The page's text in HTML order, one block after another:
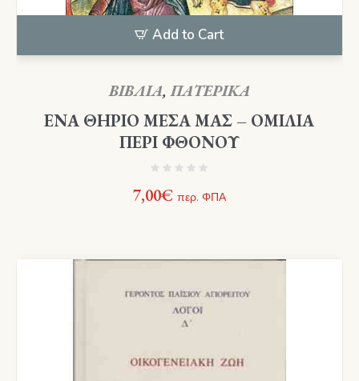
Add to Cart
ΒΙΒΛΙΑ,ΠΑΤΕΡΙΚΑ
ΕΝΑ ΘΗΡΙΟ ΜΕΣΑ ΜΑΣ – ΟΜΙΛΙΑ
ΠΕΡΙ ΦΘΟΝΟΥ
7,00€ περ. ΦΠΑ